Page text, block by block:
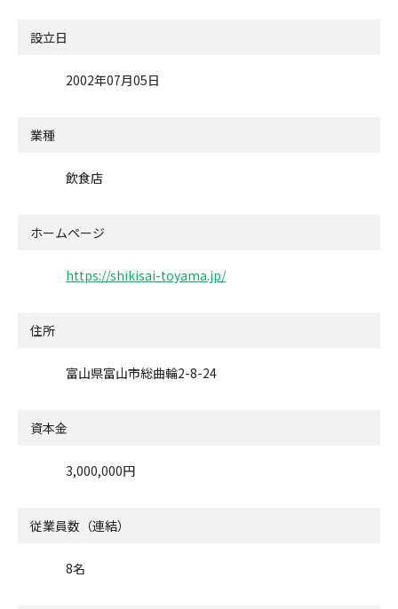
設立日
2002年07月05日
業種
飲食店
ホームページ
https://shikisai-toyama.jp/
住所
富山県富山市総曲輪2-8-24
資本金
3,000,000円
従業員数（連結）
8名